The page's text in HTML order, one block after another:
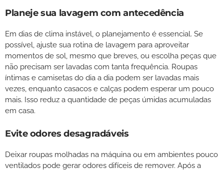
Planeje sua lavagem com antecedência
Em dias de clima instável, o planejamento é essencial. Se
possível, ajuste sua rotina de lavagem para aproveitar
momentos de sol, mesmo que breves, ou escolha peças que
não precisam ser lavadas com tanta frequência. Roupas
íntimas e camisetas do dia a dia podem ser lavadas mais
vezes, enquanto casacos e calças podem esperar um pouco
mais. Isso reduz a quantidade de peças úmidas acumuladas
em casa.
Evite odores desagradáveis
Deixar roupas molhadas na máquina ou em ambientes pouco
ventilados pode gerar odores difíceis de remover. Após a